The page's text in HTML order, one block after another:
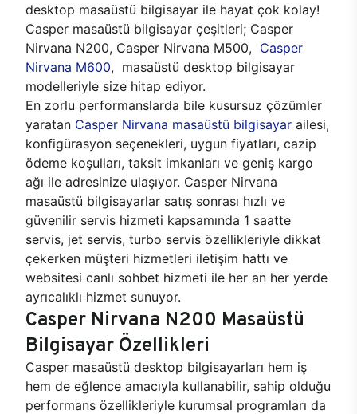
desktop masaüstü bilgisayar ile hayat çok kolay!
Casper masaüstü bilgisayar çeşitleri; Casper
Nirvana N200, Casper Nirvana M500, Casper
Nirvana M600, masaüstü desktop bilgisayar
modelleriyle size hitap ediyor.
En zorlu performanslarda bile kusursuz çözümler
yaratan Casper Nirvana masaüstü bilgisayar ailesi,
konfigürasyon seçenekleri, uygun fiyatları, cazip
ödeme koşulları, taksit imkanları ve geniş kargo
ağı ile adresinize ulaşıyor. Casper Nirvana
masaüstü bilgisayarlar satış sonrası hızlı ve
güvenilir servis hizmeti kapsamında 1 saatte
servis, jet servis, turbo servis özellikleriyle dikkat
çekerken müşteri hizmetleri iletişim hattı ve
websitesi canlı sohbet hizmeti ile her an her yerde
ayrıcalıklı hizmet sunuyor.
Casper Nirvana N200 Masaüstü
Bilgisayar Özellikleri
Casper masaüstü desktop bilgisayarları hem iş
hem de eğlence amacıyla kullanabilir, sahip olduğu
performans özellikleriyle kurumsal programları da